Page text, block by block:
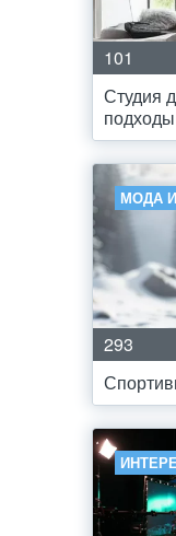
101
Студия
подходы
МОДА
293